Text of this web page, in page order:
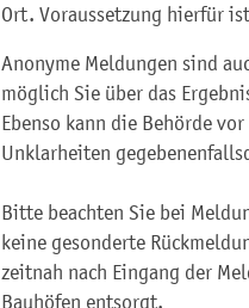
Ort. Voraussetzung hierfür
Anonyme Meldungen sind
möglich Sie über das
Ebenso kann die Behörde
Unklarheiten
Bitte beachten Sie bei
keine gesonderte
zeitnah nach Eingang der
Bauhöfen entsorgt.